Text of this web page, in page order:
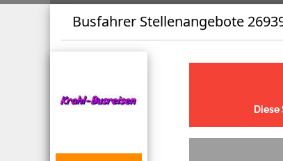
Busfahrer Stellenangebote